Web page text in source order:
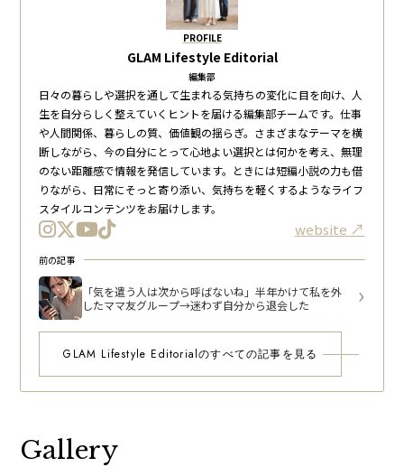
PROFILE
GLAM Lifestyle Editorial
編集部
日々の暮らしや選択を通して生まれる気持ちの変化に目を向け、人
生を自分らしく整えていくヒントを届ける編集部チームです。仕事
や人間関係、暮らしの質、価値観の揺らぎ。さまざまなテーマを横
断しながら、今の自分にとって心地よい選択とは何かを考え、無理
のない距離感で情報を発信しています。ときには短編小説の力も借
りながら、日常にそっと寄り添い、気持ちを軽くするようなライフ
スタイルコンテンツをお届けします。
website
前の記事
「気を遣う人は次から呼ばないね」半年かけて私を外
したママ友グループ→迷わず自分から退会した
GLAM Lifestyle Editorialのすべての記事を見る
Gallery